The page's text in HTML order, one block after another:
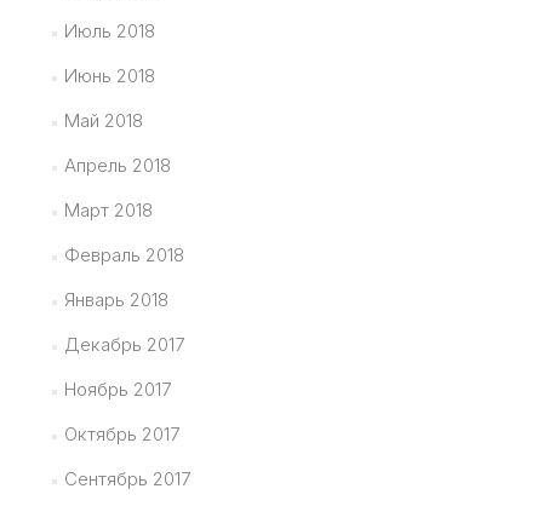
Июль 2018
Июнь 2018
Май 2018
Апрель 2018
Март 2018
Февраль 2018
Январь 2018
Декабрь 2017
Ноябрь 2017
Октябрь 2017
Сентябрь 2017